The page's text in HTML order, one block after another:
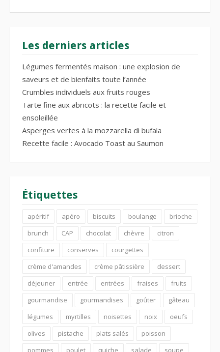
Les derniers articles
Légumes fermentés maison : une explosion de
saveurs et de bienfaits toute l’année
Crumbles individuels aux fruits rouges
Tarte fine aux abricots : la recette facile et
ensoleillée
Asperges vertes à la mozzarella di bufala
Recette facile : Avocado Toast au Saumon
Étiquettes
apéritif apéro biscuits boulange
brioche
brunch
CAP chocolat chèvre
citron
confiture
conserves
courgettes
crème d'amandes
crème pâtissière
dessert
déjeuner
entrée entrées fraises
fruits
gourmandise
gourmandises goûter
gâteau
légumes
myrtilles noisettes noix
oeufs
olives
pistache plats salés
poisson
pommes
poulet quiche salade soupe